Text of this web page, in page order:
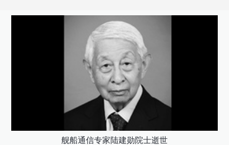
舰船通信专家陆建勋院士逝世